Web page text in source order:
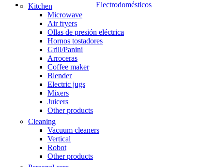
Electrodomésticos
Kitchen
Microwave
Air fryers
Ollas de presión eléctrica
Hornos tostadores
Grill/Panini
Arroceras
Coffee maker
Blender
Electric jugs
Mixers
Juicers
Other products
Cleaning
Vacuum cleaners
Vertical
Robot
Other products